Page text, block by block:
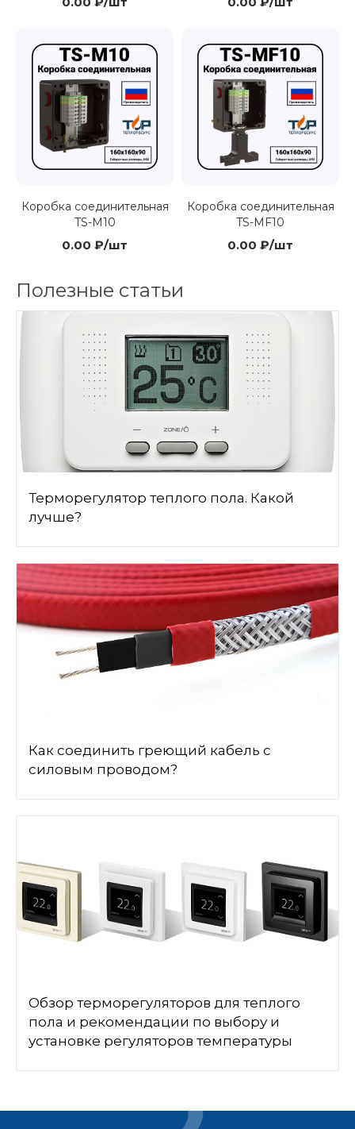
Коробка соединительная
TS-M10
0.00 ₽/шт
Коробка соединительная
TS-MF10
0.00 ₽/шт
Полезные статьи
Терморегулятор теплого пола. Какой
лучше?
Как соединить греющий кабель с
силовым проводом?
Обзор терморегуляторов для теплого
пола и рекомендации по выбору и
установке регуляторов температуры